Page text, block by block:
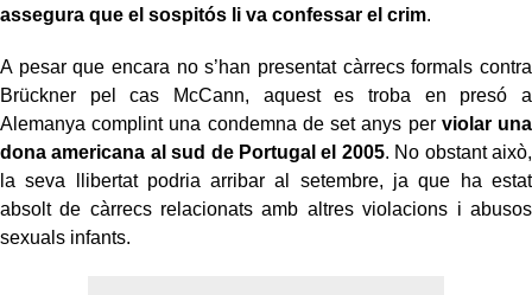
assegura que el sospitós li va confessar el crim.
A pesar que encara no s’han presentat càrrecs formals contra
Brückner pel cas McCann, aquest es troba en presó a
Alemanya complint una condemna de set anys per violar una
dona americana al sud de Portugal el 2005. No obstant això,
la seva llibertat podria arribar al setembre, ja que ha estat
absolt de càrrecs relacionats amb altres violacions i abusos
sexuals infants.